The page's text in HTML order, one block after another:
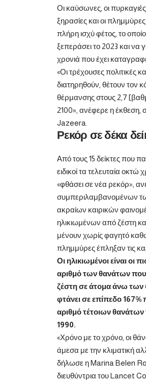
Οι καύσωνες, οι πυρκαγιές
ξηρασίες και οι
πλήρη ισχύ φέτος, το
ξεπεράσει το 2023 και να
χρονιά που έχει
«Οι τρέχουσες πολιτικές
διατηρηθούν, θέτουν τον
θέρμανσης στους 2,7
2100», ανέφερε η έκθεση,
Jazeera.
Ρεκόρ σε δέκα
Από τους 15 δείκτες που
ειδικοί τα τελευταία οκτώ
«φθάσει σε νέα ρεκόρ»,
συμπεριλαμβανομένων
ακραίων καιρικών
ηλικιωμένων από ζέστη
μένουν χωρίς φαγητό
πλημμύρες έπληξαν τις
Οι ηλικιωμένοι είναι οι
αριθμό των θανάτων που
ζέστη σε άτομα άνω των
φτάνει σε επίπεδο
αριθμό τέτοιων θανάτων
1990.
«Χρόνο με το χρόνο, οι
άμεσα με την κλιματική
δήλωσε η Marina Belen
διευθύντρια του Lancet